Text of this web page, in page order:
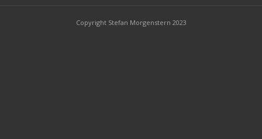
Copyright Stefan Morgenstern 2023